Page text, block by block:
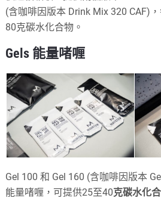
(含咖啡因版本 Drink Mix 320 CAF)
80克碳水化合物。
Gels 能量啫喱
Gel 100 和 Gel 160 (含咖啡因版本
能量啫喱，可提供25至40克碳水化